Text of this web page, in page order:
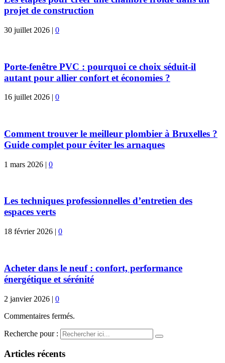
projet de construction
30 juillet 2026 | 0
Porte-fenêtre PVC : pourquoi ce choix séduit-il
autant pour allier confort et économies ?
16 juillet 2026 | 0
Comment trouver le meilleur plombier à Bruxelles ?
Guide complet pour éviter les arnaques
1 mars 2026 | 0
Les techniques professionnelles d’entretien des
espaces verts
18 février 2026 | 0
Acheter dans le neuf : confort, performance
énergétique et sérénité
2 janvier 2026 | 0
Commentaires fermés.
Recherche pour :
Articles récents